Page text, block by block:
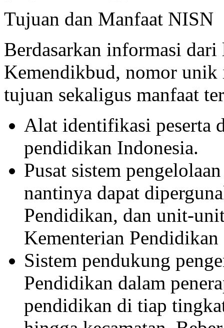
Tujuan dan Manfaat NISN
Berdasarkan informasi
Kemendikbud, nomor
tujuan sekaligus manfaat
Alat identifikasi peserta
pendidikan Indonesia.
Pusat sistem
nantinya dapat
Pendidikan, dan unit-
Kementerian
Sistem pendukung
Pendidikan dalam
pendidikan di tiap